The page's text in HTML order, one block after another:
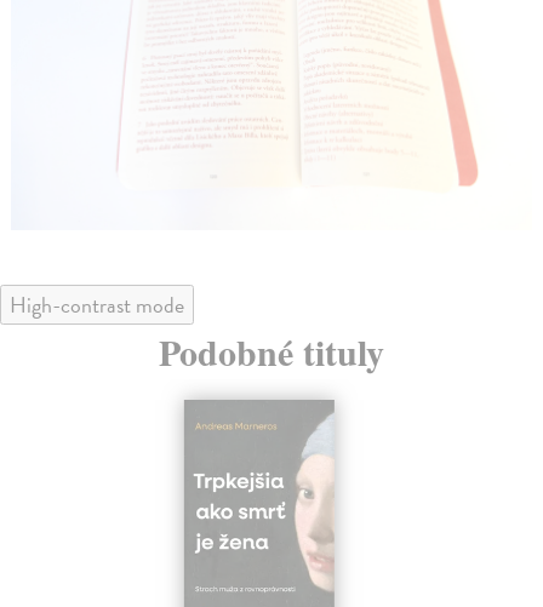
High-contrast mode
Podobné tituly